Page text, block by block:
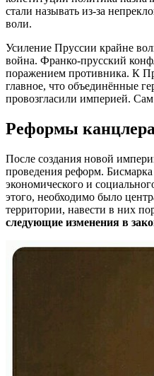
стали называть из-за
воли.
Усиление Пруссии крайне
война. Франко-прусский
поражением противника. К
главное, что объединённые
провозгласили империей.
Реформы канцлера
После создания новой
проведения реформ.
экономического и
этого, необходимо было
территории, навести в них
следующие изменения в